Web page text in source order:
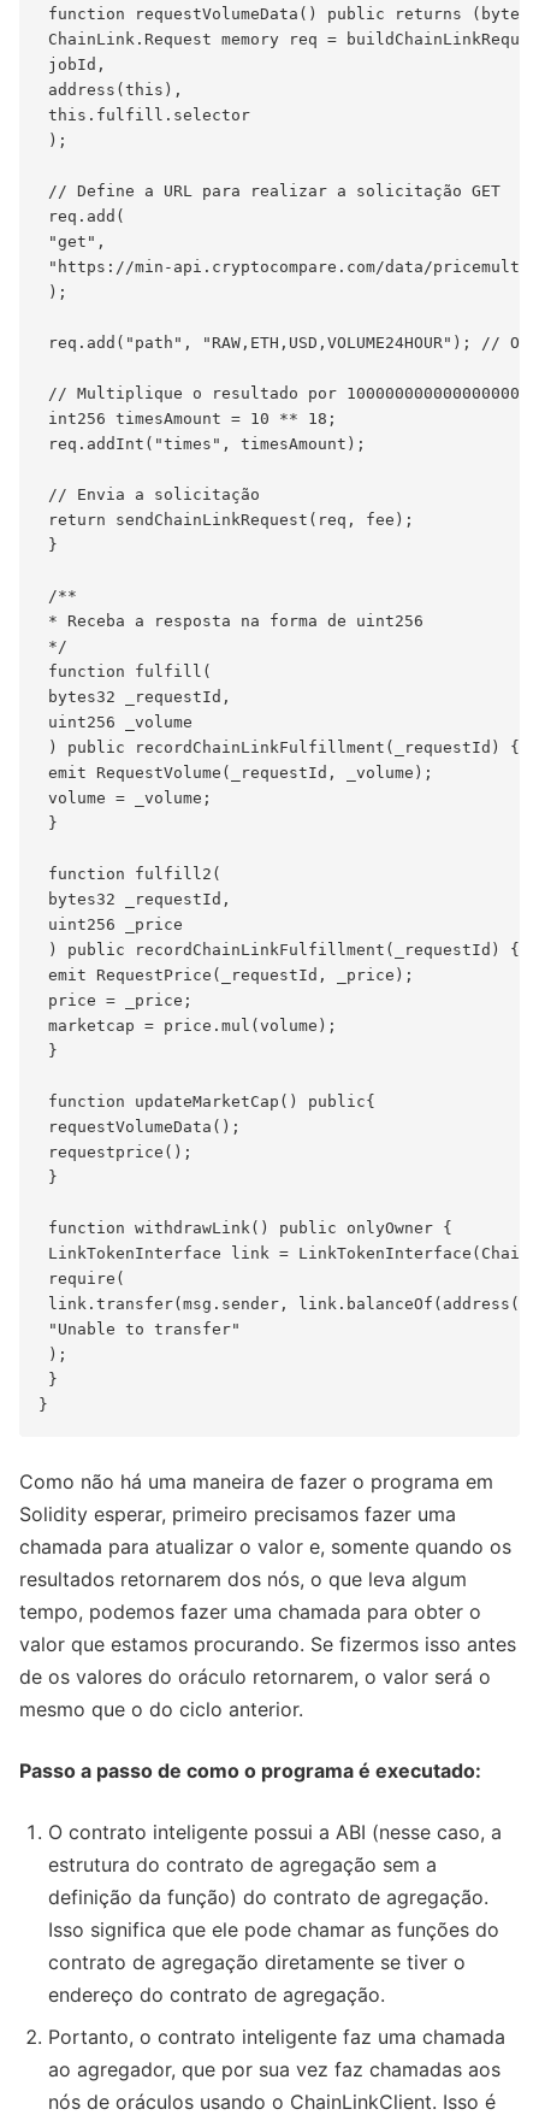
function requestVolumeData() public returns
ChainLink.Request memory req =
jobId,
address(this),
this.fulfill.selector
);
// Define a URL para realizar a solicitação GET
req.add(
"get",
"https://min-api.cryptocompare.com/data/
);
req.add("path", "RAW,ETH,USD,VOLUME24HOUR");
// Multiplique o resultado por 1000000000000000000
int256 timesAmount = 10 ** 18;
req.addInt("times", timesAmount);
// Envia a solicitação
return sendChainLinkRequest(req, fee);
}
/**
* Receba a resposta na forma de uint256
*/
function fulfill(
bytes32 _requestId,
uint256 _volume
) public recordChainLinkFulfillment(_requestId) {
emit RequestVolume(_requestId, _volume);
volume = _volume;
}
function fulfill2(
bytes32 _requestId,
uint256 _price
) public recordChainLinkFulfillment(_requestId) {
emit RequestPrice(_requestId, _price);
price = _price;
marketcap = price.mul(volume);
}
function updateMarketCap() public{
requestVolumeData();
requestprice();
}
function withdrawLink() public onlyOwner {
LinkTokenInterface link =
require(
link.transfer(msg.sender,
"Unable to transfer"
);
}
Como não há uma maneira de fazer o programa em
Solidity esperar, primeiro precisamos fazer uma
chamada para atualizar o valor e, somente quando os
resultados retornarem dos nós, o que leva algum
tempo, podemos fazer uma chamada para obter o
valor que estamos procurando. Se fizermos isso antes
de os valores do oráculo retornarem, o valor será o
mesmo que o do ciclo anterior.
Passo a passo de como o programa é executado:
O contrato inteligente possui a ABI (nesse caso, a
estrutura do contrato de agregação sem a
definição da função) do contrato de agregação.
Isso significa que ele pode chamar as funções do
contrato de agregação diretamente se tiver o
endereço do contrato de agregação.
Portanto, o contrato inteligente faz uma chamada
ao agregador, que por sua vez faz chamadas aos
nós de oráculos usando o ChainLinkClient. Isso é